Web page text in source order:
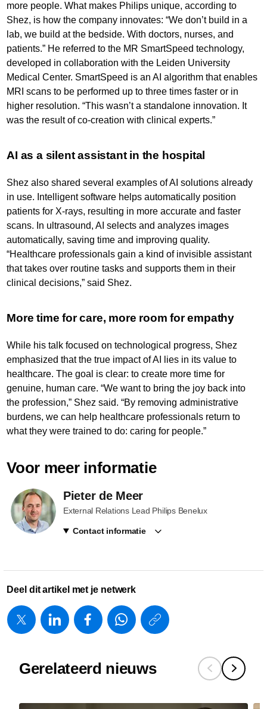
more people. What makes Philips unique, according to
Shez, is how the company innovates: “We don’t build in a
lab, we build at the bedside. With doctors, nurses, and
patients.” He referred to the MR SmartSpeed technology,
developed in collaboration with the Leiden University
Medical Center. SmartSpeed is an AI algorithm that enables
MRI scans to be performed up to three times faster or in
higher resolution. “This wasn’t a standalone innovation. It
was the result of co-creation with clinical experts.”
AI as a silent assistant in the hospital
Shez also shared several examples of AI solutions already
in use. Intelligent software helps automatically position
patients for X-rays, resulting in more accurate and faster
scans. In ultrasound, AI selects and analyzes images
automatically, saving time and improving quality.
“Healthcare professionals gain a kind of invisible assistant
that takes over routine tasks and supports them in their
clinical decisions,” said Shez.
More time for care, more room for empathy
While his talk focused on technological progress, Shez
emphasized that the true impact of AI lies in its value to
healthcare. The goal is clear: to create more time for
genuine, human care. “We want to bring the joy back into
the profession,” Shez said. “By removing administrative
burdens, we can help healthcare professionals return to
what they were trained to do: caring for people.”
Voor meer informatie
Pieter de Meer
External Relations Lead Philips Benelux
Contact informatie
Deel dit artikel met je netwerk
https://
partovi-
over-
Gerelateerd nieuws